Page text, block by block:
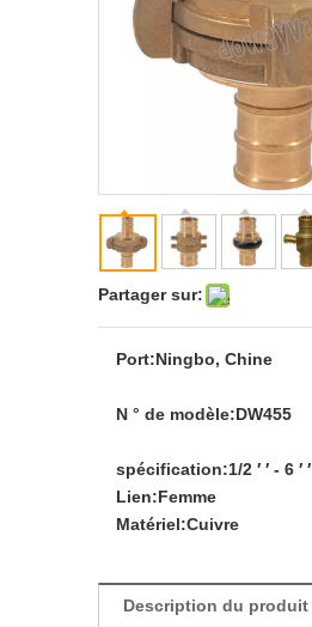
Partager sur:
Port:Ningbo, Chine
N ° de modèle:DW455
spécification:1/2 ′ ′ - 6 ′ ′
Lien:Femme
Matériel:Cuivre
Description du produit